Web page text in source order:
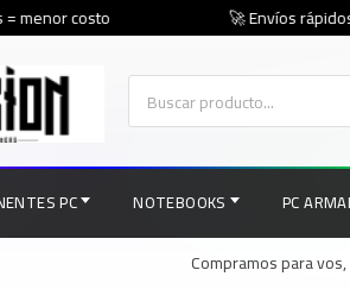
menor costo 🚀 Envíos
PC NOTEBOOKS PC
Compramos para